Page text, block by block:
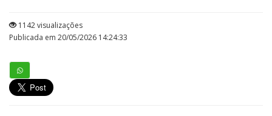
1142 visualizações
Publicada em 20/05/2026 14:24:33